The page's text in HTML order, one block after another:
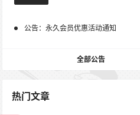
公告： 永久会员优惠活动通知
全部公告
热门文章